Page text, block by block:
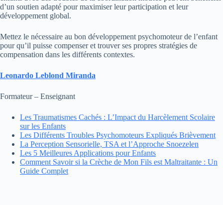
d’un soutien adapté pour maximiser leur participation et leur
développement global.
Mettez le nécessaire au bon développement psychomoteur de l’enfant
pour qu’il puisse compenser et trouver ses propres stratégies de
compensation dans les différents contextes.
Leonardo Leblond Miranda
Formateur – Enseignant
Les Traumatismes Cachés : L’Impact du Harcèlement Scolaire
sur les Enfants
Les Différents Troubles Psychomoteurs Expliqués Brièvement
La Perception Sensorielle, TSA et l’Approche Snoezelen
Les 5 Meilleures Applications pour Enfants
Comment Savoir si la Crèche de Mon Fils est Maltraitante : Un
Guide Complet